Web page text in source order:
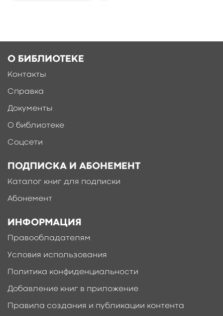
О БИБЛИОТЕКЕ
Контакты
Справка
Документы
О библиотеке
Соцсети
ПОДПИСКА И АБОНЕМЕНТ
Каталог книг для подписки
Абонемент
ИНФОРМАЦИЯ
Правообладателям
Условия использования
Политика конфиденциальности
Добавление книг в приложение
Правила создания и публикации контента